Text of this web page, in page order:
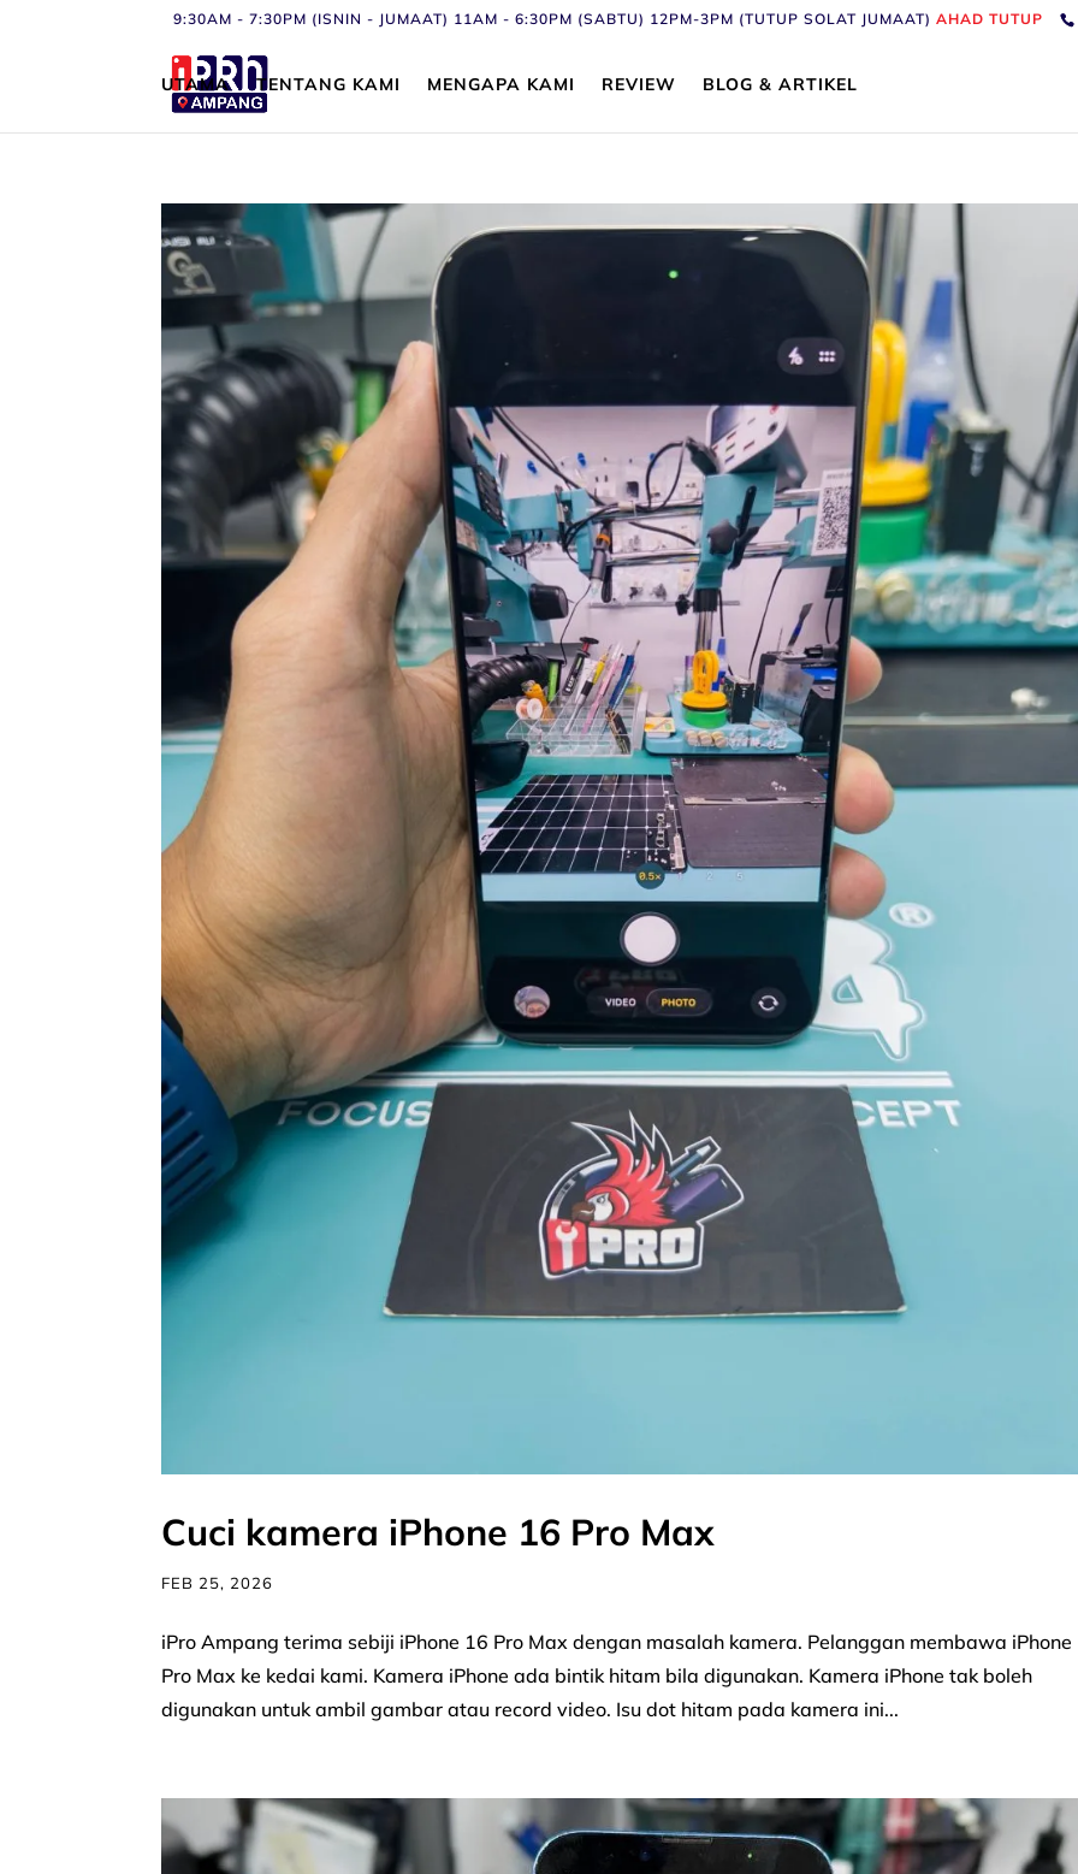
9:30AM - 7:30PM (ISNIN - JUMAAT) 11AM - 6:30PM (SABTU) 12PM-3PM (TUTUP SOLAT JUMAAT)AHAD TUTUP
UTAMA TENTANG KAMI MENGAPA KAMI REVIEW BLOG & ARTIKEL
Cuci kamera iPhone 16 Pro Max
FEB 25, 2026
iPro Ampang terima sebiji iPhone 16 Pro Max dengan masalah kamera. Pelanggan membawa iPhone
Pro Max ke kedai kami. Kamera iPhone ada bintik hitam bila digunakan. Kamera iPhone tak boleh
digunakan untuk ambil gambar atau record video. Isu dot hitam pada kamera ini...